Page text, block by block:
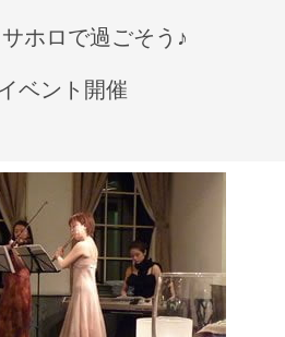
ホロで過ごそう♪
ベント開催